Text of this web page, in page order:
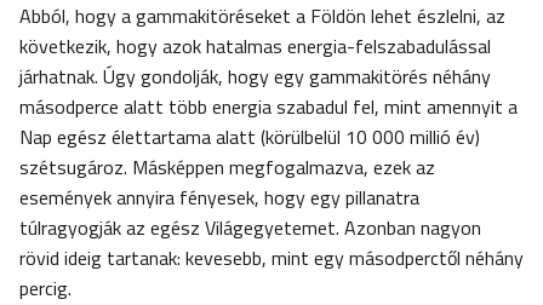
Abból, hogy a gammakitöréseket a Földön lehet észlelni, az
következik, hogy azok hatalmas energia-felszabadulással
járhatnak. Úgy gondolják, hogy egy gammakitörés néhány
másodperce alatt több energia szabadul fel, mint amennyit a
Nap egész élettartama alatt (körülbelül 10 000 millió év)
szétsugároz. Másképpen megfogalmazva, ezek az
események annyira fényesek, hogy egy pillanatra
túlragyogják az egész Világegyetemet. Azonban nagyon
rövid ideig tartanak: kevesebb, mint egy másodperctől néhány
percig.